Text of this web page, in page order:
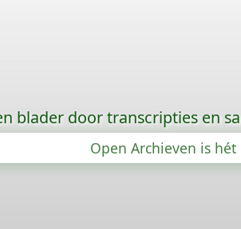
blader door transcripties en
Open Archieven is